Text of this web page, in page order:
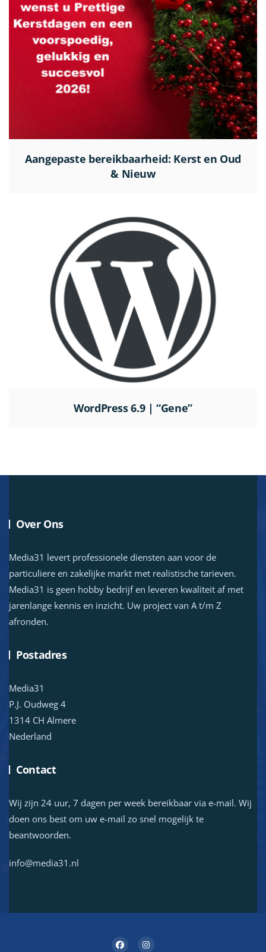
Aangepaste bereikbaarheid: Kerst en Oud
& Nieuw
WordPress 6.9 | “Gene”
Over Ons
Media31 levert professionele diensten aan voor de
particuliere en zakelijke markt met realistische tarieven.
Media31 is geen hobby bedrijf en leveren kwaliteit af met
jarenlange kennis en inzicht. Uw project van A t/m Z
afronden.
Postadres
Media31
P.J. Oudweg 4
1314 CH Almere
Nederland
Contact
Wij zijn 24 uur, 7 dagen per week bereikbaar via e-mail. Wij
doen ons best om uw e-mail zo snel mogelijk te
beantwoorden.
info@media31.nl